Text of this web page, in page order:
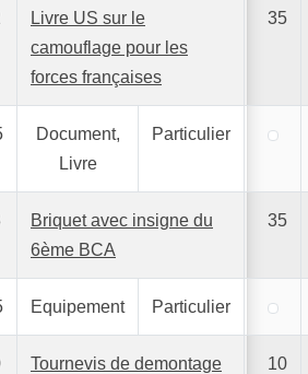
Livre US sur le
camouflage pour les
forces françaises
35
Document,
Livre
Particulier
Briquet avec insigne du
6ème BCA
35
Equipement Particulier
Tournevis de demontage
10